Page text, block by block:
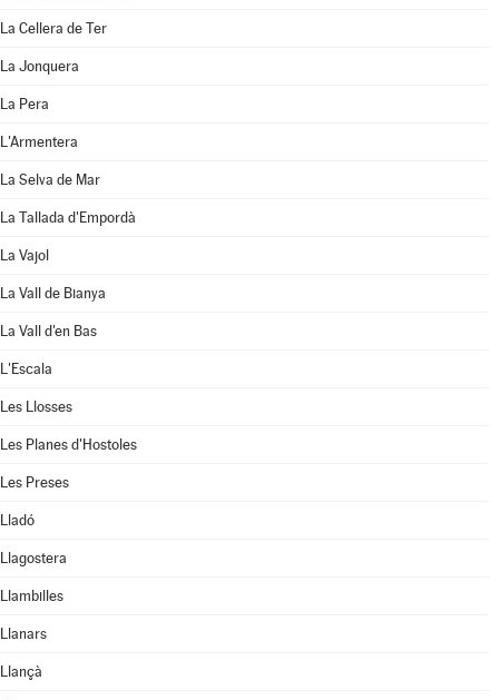
La Cellera de Ter
La Jonquera
La Pera
L'Armentera
La Selva de Mar
La Tallada d'Empordà
La Vajol
La Vall de Bianya
La Vall d'en Bas
L'Escala
Les Llosses
Les Planes d'Hostoles
Les Preses
Lladó
Llagostera
Llambilles
Llanars
Llançà